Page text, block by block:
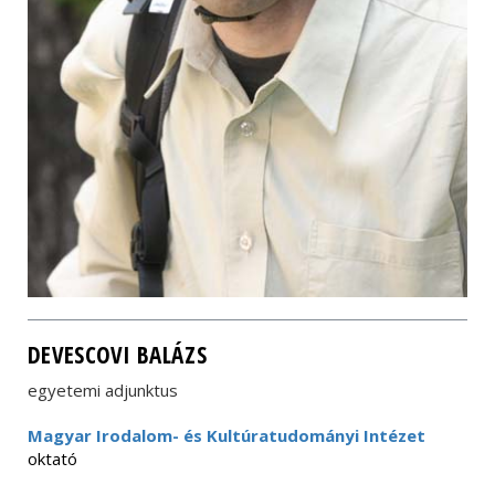
DEVESCOVI BALÁZS
egyetemi adjunktus
Magyar Irodalom- és Kultúratudományi Intézet
oktató